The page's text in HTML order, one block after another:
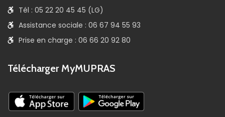
Tél : 05 22 20 45 45 (LG)
Assistance sociale : 06 67 94 55 93
Prise en charge : 06 66 20 92 80
Télécharger MyMUPRAS